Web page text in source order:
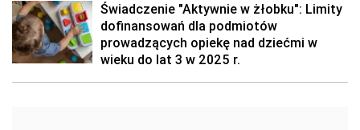
Świadczenie "Aktywnie w żłobku": Limity
dofinansowań dla podmiotów
prowadzących opiekę nad dziećmi w
wieku do lat 3 w 2025 r.